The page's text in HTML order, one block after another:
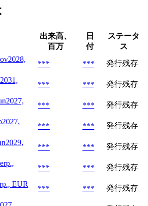
出来高、
百万
日
付
ステータ
ス
*** ***
発行残存
*** ***
発行残存
*** ***
発行残存
*** ***
発行残存
*** ***
発行残存
*** ***
発行残存
EUR
*** ***
発行残存